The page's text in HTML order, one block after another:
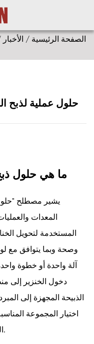
الصفحة الرئيسية / الأخبار
حلول عملية لذبح
ما هي حلول ذبح
يشير مصطلح
المعدات
المستخدمة لتحويل
وصحة وبما يتوافق مع
آلة واحدة أو خطوة
دخول الخنزير إلى
الذبيحة المجهزة إلى
اختيار المجموعة
العمل أحد أهم القرارات التي سيتخذونها.